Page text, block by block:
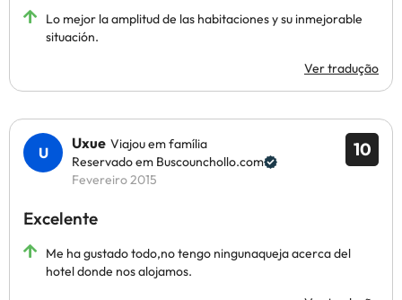
Lo mejor la amplitud de las habitaciones y su inmejorable
situación.
Ver tradução
10
Uxue Viajou em família
Reservado em Buscounchollo.com
Fevereiro 2015
Excelente
Me ha gustado todo,no tengo ningunaqueja acerca del
hotel donde nos alojamos.